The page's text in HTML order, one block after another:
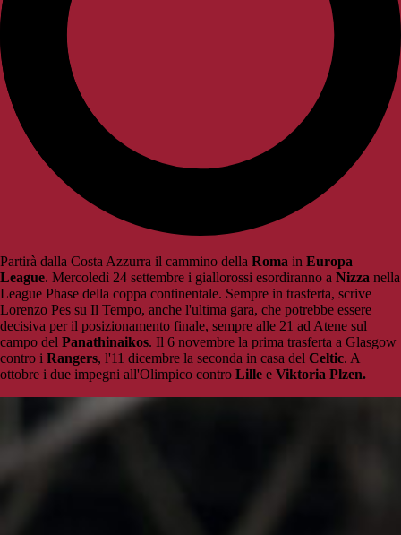
Partirà dalla Costa Azzurra il cammino della Roma in Europa
League. Mercoledì 24 settembre i giallorossi esordiranno a Nizza nella
League Phase della coppa continentale. Sempre in trasferta, scrive
Lorenzo Pes su Il Tempo, anche l'ultima gara, che potrebbe essere
decisiva per il posizionamento finale, sempre alle 21 ad Atene sul
campo del Panathinaikos. Il 6 novembre la prima trasferta a Glasgow
contro i Rangers, l'11 dicembre la seconda in casa del Celtic. A
ottobre i due impegni all'Olimpico contro Lille e Viktoria Plzen.